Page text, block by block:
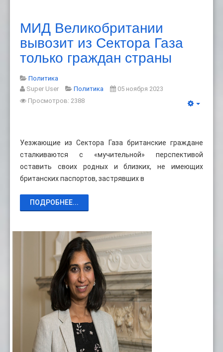
МИД Великобритании
вывозит из Сектора Газа
только граждан страны
Политика
Super User
Политика
05 ноября 2023
Просмотров: 2388
Уезжающие из Сектора Газа британские граждане
сталкиваются с «мучительной» перспективой
оставить своих родных и близких, не имеющих
британских паспортов, застрявших в
ПОДРОБНЕЕ...